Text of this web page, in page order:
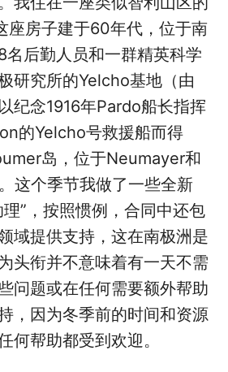
座房子建于60年代，位于南
名后勤人员和一群精英科学
研究所的Yelcho基地（由
纪念1916年Pardo船长指挥
的Yelcho号救援船而得
岛，位于Neumayer和
这个季节我做了一些全新
”，按照惯例，合同中还包
域提供支持，这在南极洲是
头衔并不意味着有一天不需
问题或在任何需要额外帮助
，因为冬季前的时间和资源
何帮助都受到欢迎。